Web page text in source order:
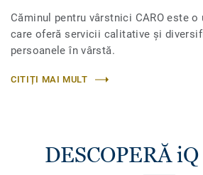
Căminul pentru vârstnici CARO este
care oferă servicii calitative şi
persoanele în vârstă.
CITIȚI MAI MULT
DESCOPERĂ